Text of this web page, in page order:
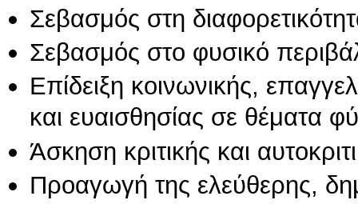
Σεβασμός στη
Σεβασμός στο φυσικό
Επίδειξη κοινωνικής,
και ευαισθησίας σε θέματα
Άσκηση κριτικής και
Προαγωγή της ελεύθερης,